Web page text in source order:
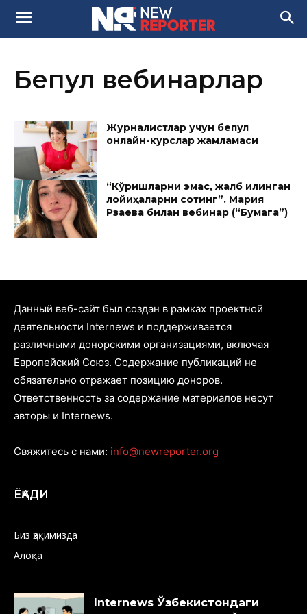
Бепул вебинарлар
Журналистлар учун бепул
онлайн-курслар жамламаси
“Кўришларни эмас, жалб қилинган
лойиҳаларни сотинг”. Мария
Рзаева билан вебинар (“Бумага”)
Данный веб-сайт был создан в рамках проектной
деятельности Internews и поддерживается
различными донорскими организациями, включая
Европейский Союз. Содержание публикаций не
обязательно отражает позицию доноров.
Ответственность за содержание материалов несут
авторы и Internews.
Свяжитесь с нами: info@newreporter.org
ЁҚАДИ
Биз ҳақимизда
Алоқа
Internews Ўзбекистондаги